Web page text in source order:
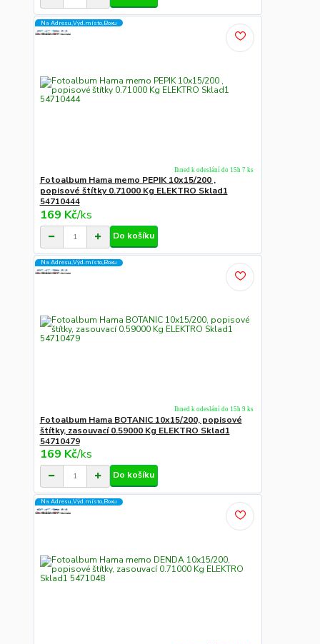
Na Adresu,Výd.místo,Boxu
Fotoalbum Hama memo PEPIK 10x15/200 ,
popisové štítky 0.71000 Kg ELEKTRO Sklad1
54710444
169 Kč/ks
Ihned k odeslání do 15h 7 ks
Do košíku
Na Adresu,Výd.místo,Boxu
Fotoalbum Hama BOTANIC 10x15/200, popisové
štítky, zasouvací 0.59000 Kg ELEKTRO Sklad1
54710479
169 Kč/ks
Ihned k odeslání do 15h 9 ks
Do košíku
Na Adresu,Výd.místo,Boxu